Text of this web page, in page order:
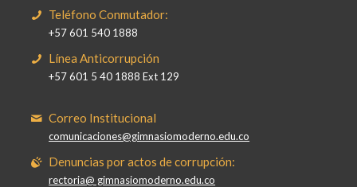
Teléfono Conmutador:
+57 601 540 1888
Línea Anticorrupción
+57 601 5 40 1888 Ext 129
Correo Institucional
comunicaciones@gimnasiomoderno.edu.co
Denuncias por actos de corrupción:
rectoria@ gimnasiomoderno.edu.co